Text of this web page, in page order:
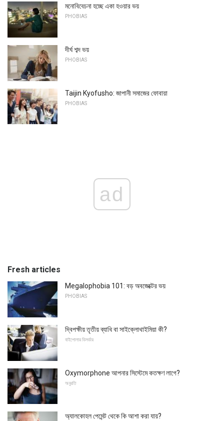
মনোবিবেচনা হচ্ছে একা হওয়ার ভয়
PHOBIAS
দীর্ঘ শব্দ ভয়
PHOBIAS
Taijin Kyofusho: জাপানী সমাজের ফোবায়া
PHOBIAS
ad
Fresh articles
Megalophobia 101: বড় অবজেক্টের ভয়
PHOBIAS
দ্বিপক্ষীয় তৃতীয় ব্যাধি বা সাইক্লোথাইমিয়া কী?
বাইপোলার ডিসর্ডার
Oxymorphone আপনার সিস্টেমে কতক্ষণ লাগে?
অনুরতি
অ্যালকোহল পেমেন্ট থেকে কি আশা করা যায়?